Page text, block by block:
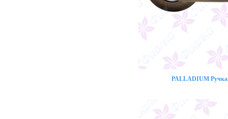
PALLADIUM Ручка